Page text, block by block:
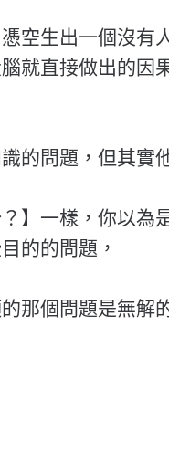
空生出一個沒有
就直接做出的因
的問題，但其實
】一樣，你以為
的的問題，
那個問題是無解